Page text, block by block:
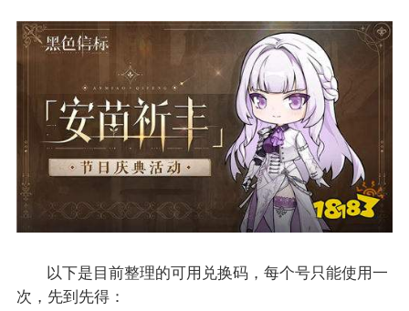
以下是目前整理的可用兑换码，每个号只能使用一
次，先到先得：